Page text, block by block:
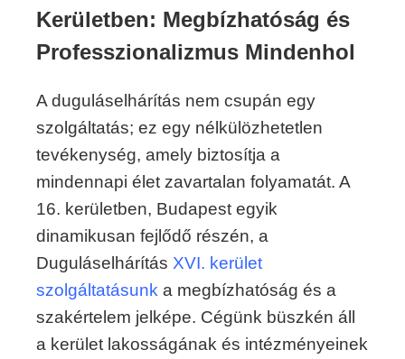
Kerületben: Megbízhatóság és
Professzionalizmus Mindenhol
A duguláselhárítás nem csupán egy
szolgáltatás; ez egy nélkülözhetetlen
tevékenység, amely biztosítja a
mindennapi élet zavartalan folyamatát. A
16. kerületben, Budapest egyik
dinamikusan fejlődő részén, a
Duguláselhárítás XVI. kerület
szolgáltatásunk a megbízhatóság és a
szakértelem jelképe. Cégünk büszkén áll
a kerület lakosságának és intézményeinek